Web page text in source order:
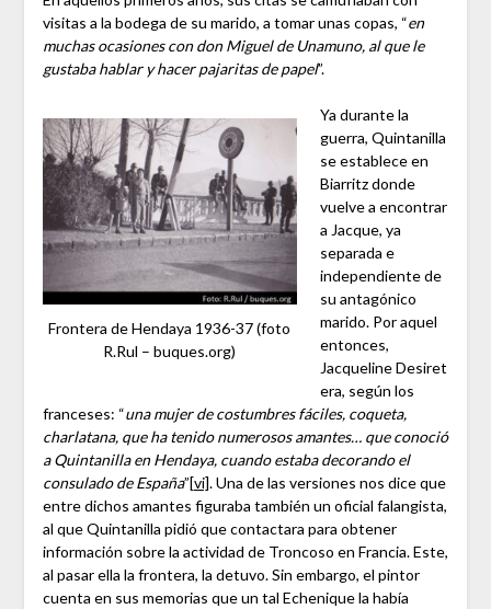
visitas a la bodega de su marido, a tomar unas copas, “en
muchas ocasiones con don Miguel de Unamuno, al que le
gustaba hablar y hacer pajaritas de papel”.
Frontera de Hendaya 1936-37 (foto
R.Rul – buques.org)
Ya durante la
guerra, Quintanilla
se establece en
Biarritz donde
vuelve a encontrar
a Jacque, ya
separada e
independiente de
su antagónico
marido. Por aquel
entonces,
Jacqueline Desiret
era, según los
franceses: “una mujer de costumbres fáciles, coqueta,
charlatana, que ha tenido numerosos amantes… que conoció
a Quintanilla en Hendaya, cuando estaba decorando el
consulado de España”[vi]. Una de las versiones nos dice que
entre dichos amantes figuraba también un oficial falangista,
al que Quintanilla pidió que contactara para obtener
información sobre la actividad de Troncoso en Francia. Este,
al pasar ella la frontera, la detuvo. Sin embargo, el pintor
cuenta en sus memorias que un tal Echenique la había